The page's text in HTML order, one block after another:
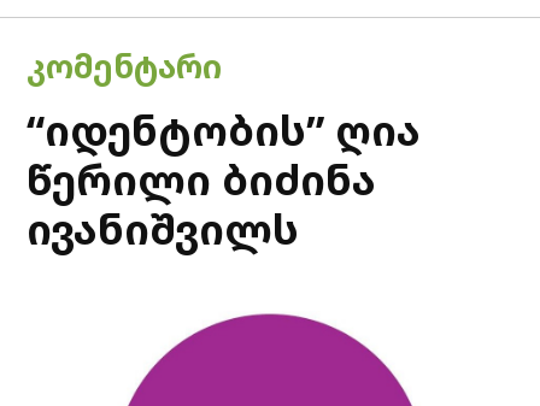
POSTED
ᲙᲝᲛᲔᲜᲢᲐᲠᲘ
“იდენტობის” ღია
წერილი ბიძინა
ივანიშვილს